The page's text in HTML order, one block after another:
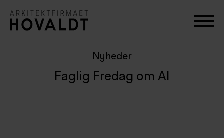
Nyheder
Faglig Fredag om AI